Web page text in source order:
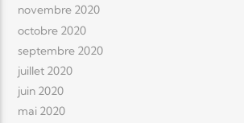
novembre 2020
octobre 2020
septembre 2020
juillet 2020
juin 2020
mai 2020